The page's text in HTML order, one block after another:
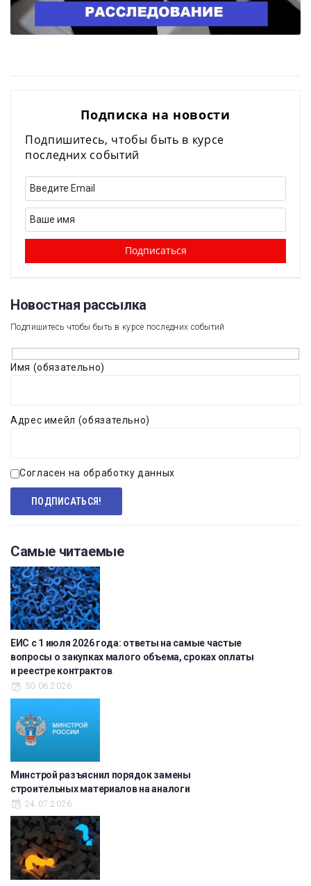
Подписка на новости
Подпишитесь, чтобы быть в курсе
последних событий
Новостная рассылка​
Подпишитесь чтобы быть в курсе последних событий
Имя (обязательно)
Адрес имейл (обязательно)
Согласен на обработку данных
Самые читаемые
ЕИС с 1 июля 2026 года: ответы на самые частые
вопросы о закупках малого объема, сроках оплаты
и реестре контрактов
30.06.2026
Минстрой разъяснил порядок замены
строительных материалов на аналоги
24.07.2026